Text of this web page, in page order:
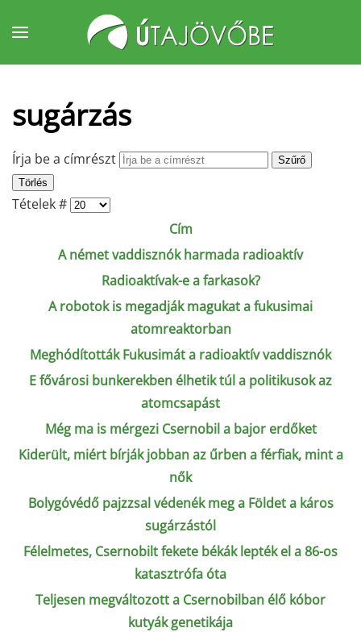
Fő tartalom átugrása
sugárzás
Írja be a címrészt
Szűrő
Törlés
Tételek #
Cím
A német vaddisznók harmada radioaktív
Radioaktívak-e a farkasok?
A robotok is megadják magukat a fukusimai
atomreaktorban
Meghódították Fukusimát a radioaktív vaddisznók
E fővárosi bunkerekben élhetik túl a politikusok az
atomcsapást
Még ma is mérgezi Csernobil a bajor erdőket
Kiderült, miért bírják jobban az űrben a férfiak, mint a
nők
Bolygóvédő pajzzsal védenék meg a Földet a káros
sugárzástól
Félelmetes, Csernobilt fekete békák lepték el a 86-os
katasztrófa óta
Teljesen megváltozott a Csernobilban élő kóbor
kutyák genetikája